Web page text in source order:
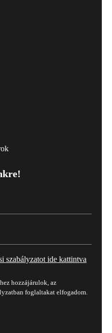
szabályzatot ide kattintva
hozzájárulok, az
Adatvédelmi és adatkezelési szabályzatban foglaltakat elfogadom.